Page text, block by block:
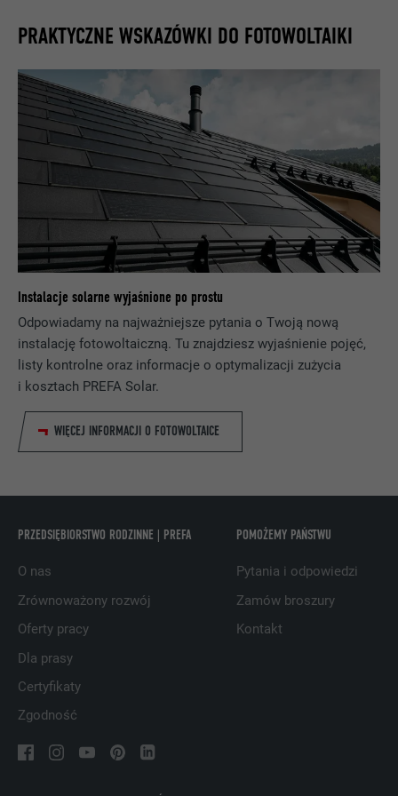
PRAKTYCZNE WSKAZÓWKI DO FOTOWOLTAIKI
Instalacje solarne wyjaśnione po prostu
Odpowiadamy na najważniejsze pytania o Twoją nową
instalację fotowoltaiczną. Tu znajdziesz wyjaśnienie pojęć,
listy kontrolne oraz informacje o optymalizacji zużycia
i kosztach PREFA Solar.
WIĘCEJ INFORMACJI O FOTOWOLTAICE
PRZEDSIĘBIORSTWO RODZINNE | PREFA
O nas
Zrównoważony rozwój
Oferty pracy
Dla prasy
Certyfikaty
Zgodność
POMOŻEMY PAŃSTWU
Pytania i odpowiedzi
Zamów broszury
Kontakt
Rejestruje jednoznaczny identyfikator,
ponownego korzystania z witryny przez
odwiedzających.
NAZWA _gaexp
DOSTAWCA Google Optimize
90 dni
CEL
Jest stosowany testowo do sprawdzenia,
czy przeglądarka zezwala na wstawianie
identyfikacyjnych.
NAZWA lang
DOSTAWCA ads.linkedin.com
PROCEDURA Sesja
Zapisuje wersję językową witryny
wybraną przez użytkownika.
NAZWA lang
PROCEDURA Sesja
CEL
Ustawiony przez LinkedIn, jeśli witryna
zawiera wstawione okno „Obserwuj nas”.
NAZWA
społecznościowej LinkedIn do
obserwowania stosowania wstawionych
NAZWA
DOSTAWCA
PROCEDURA 2 lata